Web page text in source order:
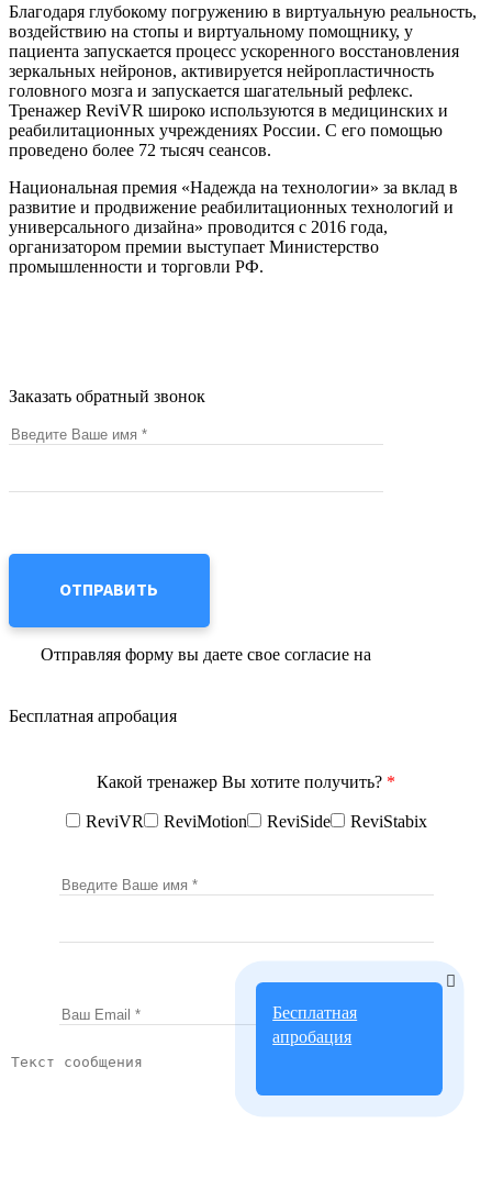
Благодаря глубокому погружению в виртуальную реальность,
воздействию на стопы и виртуальному помощнику, у
пациента запускается процесс ускоренного восстановления
зеркальных нейронов, активируется нейропластичность
головного мозга и запускается шагательный рефлекс.
Тренажер ReviVR широко используются в медицинских и
реабилитационных учреждениях России. С его помощью
проведено более 72 тысяч сеансов.
Национальная премия «Надежда на технологии» за вклад в
развитие и продвижение реабилитационных технологий и
универсального дизайна» проводится с 2016 года,
организатором премии выступает Министерство
промышленности и торговли РФ.
Заказать обратный звонок
Отправляя форму вы даете свое согласие на
Бесплатная апробация
Какой тренажер Вы хотите получить? *
ReviVR ReviMotion ReviSide ReviStabix
Бесплатная
апробация